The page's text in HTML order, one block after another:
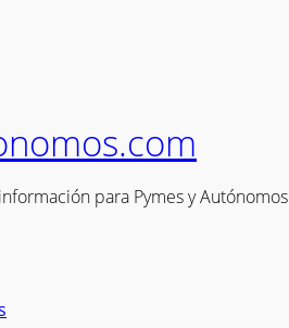
para Pymes y Autónomos